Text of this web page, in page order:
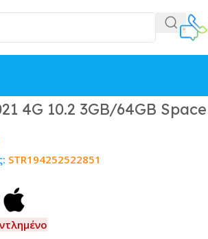
4G 10.2 3GB/64GB
STR194252522851